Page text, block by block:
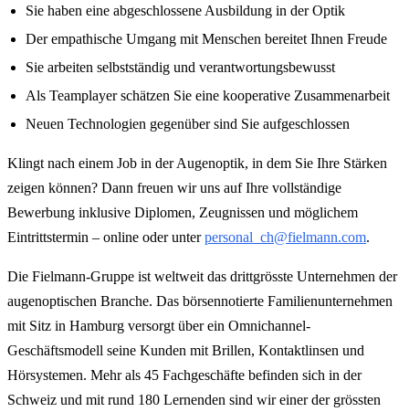
Sie haben eine abgeschlossene Ausbildung in der Optik
Der empathische Umgang mit Menschen bereitet Ihnen Freude
Sie arbeiten selbstständig und verantwortungsbewusst
Als Teamplayer schätzen Sie eine kooperative Zusammenarbeit
Neuen Technologien gegenüber sind Sie aufgeschlossen
Klingt nach einem Job in der Augenoptik, in dem Sie Ihre Stärken
zeigen können? Dann freuen wir uns auf Ihre vollständige
Bewerbung inklusive Diplomen, Zeugnissen und möglichem
Eintrittstermin – online oder unterpersonal_ch@fielmann.com.
Die Fielmann-Gruppe ist weltweit das drittgrösste Unternehmen der
augenoptischen Branche. Das börsennotierte Familienunternehmen
mit Sitz in Hamburg versorgt über ein Omnichannel-
Geschäftsmodell seine Kunden mit Brillen, Kontaktlinsen und
Hörsystemen. Mehr als 45 Fachgeschäfte befinden sich in der
Schweiz und mit rund 180 Lernenden sind wir einer der grössten